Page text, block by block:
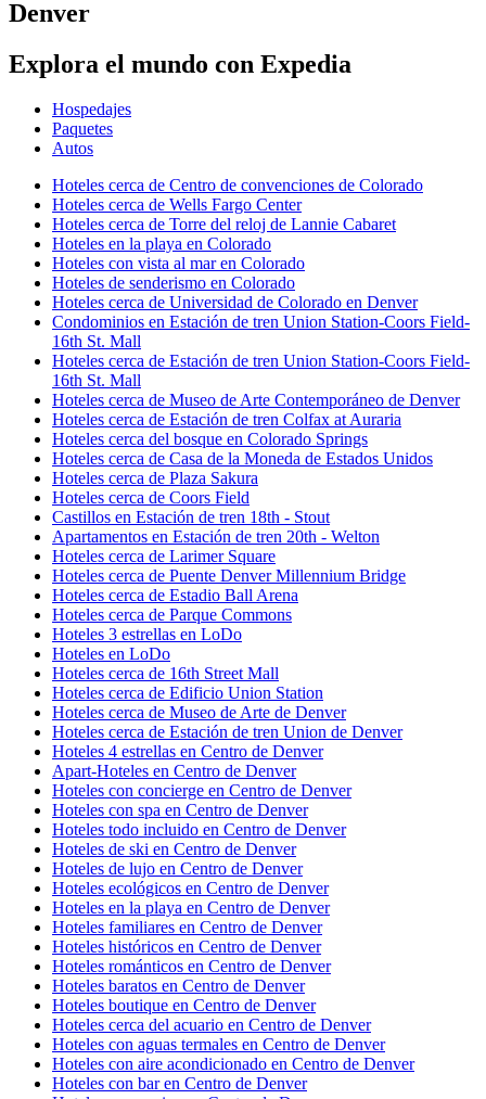
Denver
Explora el mundo con Expedia
Hospedajes
Paquetes
Autos
Hoteles cerca de Centro de convenciones de Colorado
Hoteles cerca de Wells Fargo Center
Hoteles cerca de Torre del reloj de Lannie Cabaret
Hoteles en la playa en Colorado
Hoteles con vista al mar en Colorado
Hoteles de senderismo en Colorado
Hoteles cerca de Universidad de Colorado en Denver
Condominios en Estación de tren Union Station-Coors Field-
16th St. Mall
Hoteles cerca de Estación de tren Union Station-Coors Field-
16th St. Mall
Hoteles cerca de Museo de Arte Contemporáneo de Denver
Hoteles cerca de Estación de tren Colfax at Auraria
Hoteles cerca del bosque en Colorado Springs
Hoteles cerca de Casa de la Moneda de Estados Unidos
Hoteles cerca de Plaza Sakura
Hoteles cerca de Coors Field
Castillos en Estación de tren 18th - Stout
Apartamentos en Estación de tren 20th - Welton
Hoteles cerca de Larimer Square
Hoteles cerca de Puente Denver Millennium Bridge
Hoteles cerca de Estadio Ball Arena
Hoteles cerca de Parque Commons
Hoteles 3 estrellas en LoDo
Hoteles en LoDo
Hoteles cerca de 16th Street Mall
Hoteles cerca de Edificio Union Station
Hoteles cerca de Museo de Arte de Denver
Hoteles cerca de Estación de tren Union de Denver
Hoteles 4 estrellas en Centro de Denver
Apart-Hoteles en Centro de Denver
Hoteles con concierge en Centro de Denver
Hoteles con spa en Centro de Denver
Hoteles todo incluido en Centro de Denver
Hoteles de ski en Centro de Denver
Hoteles de lujo en Centro de Denver
Hoteles ecológicos en Centro de Denver
Hoteles en la playa en Centro de Denver
Hoteles familiares en Centro de Denver
Hoteles históricos en Centro de Denver
Hoteles románticos en Centro de Denver
Hoteles baratos en Centro de Denver
Hoteles boutique en Centro de Denver
Hoteles cerca del acuario en Centro de Denver
Hoteles con aguas termales en Centro de Denver
Hoteles con aire acondicionado en Centro de Denver
Hoteles con bar en Centro de Denver